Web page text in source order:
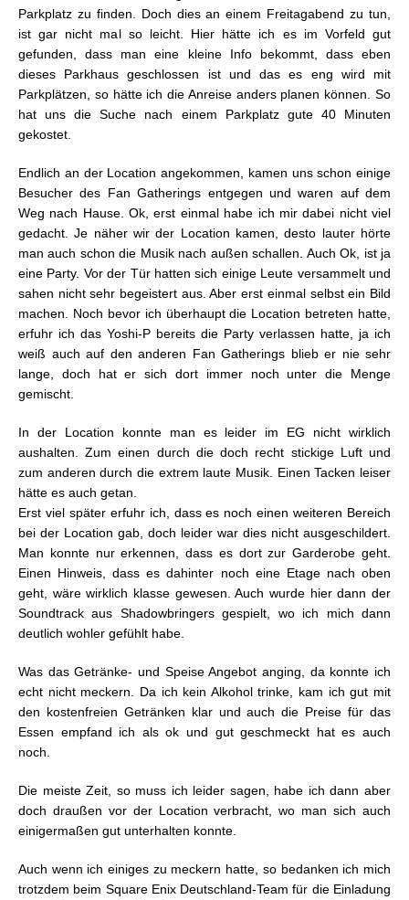
Parkplatz zu finden. Doch dies an einem Freitagabend zu tun,
ist gar nicht mal so leicht. Hier hätte ich es im Vorfeld gut
gefunden, dass man eine kleine Info bekommt, dass eben
dieses Parkhaus geschlossen ist und das es eng wird mit
Parkplätzen, so hätte ich die Anreise anders planen können. So
hat uns die Suche nach einem Parkplatz gute 40 Minuten
gekostet.
Endlich an der Location angekommen, kamen uns schon einige
Besucher des Fan Gatherings entgegen und waren auf dem
Weg nach Hause. Ok, erst einmal habe ich mir dabei nicht viel
gedacht. Je näher wir der Location kamen, desto lauter hörte
man auch schon die Musik nach außen schallen. Auch Ok, ist ja
eine Party. Vor der Tür hatten sich einige Leute versammelt und
sahen nicht sehr begeistert aus. Aber erst einmal selbst ein Bild
machen. Noch bevor ich überhaupt die Location betreten hatte,
erfuhr ich das Yoshi-P bereits die Party verlassen hatte, ja ich
weiß auch auf den anderen Fan Gatherings blieb er nie sehr
lange, doch hat er sich dort immer noch unter die Menge
gemischt.
In der Location konnte man es leider im EG nicht wirklich
aushalten. Zum einen durch die doch recht stickige Luft und
zum anderen durch die extrem laute Musik. Einen Tacken leiser
hätte es auch getan.
Erst viel später erfuhr ich, dass es noch einen weiteren Bereich
bei der Location gab, doch leider war dies nicht ausgeschildert.
Man konnte nur erkennen, dass es dort zur Garderobe geht.
Einen Hinweis, dass es dahinter noch eine Etage nach oben
geht, wäre wirklich klasse gewesen. Auch wurde hier dann der
Soundtrack aus Shadowbringers gespielt, wo ich mich dann
deutlich wohler gefühlt habe.
Was das Getränke- und Speise Angebot anging, da konnte ich
echt nicht meckern. Da ich kein Alkohol trinke, kam ich gut mit
den kostenfreien Getränken klar und auch die Preise für das
Essen empfand ich als ok und gut geschmeckt hat es auch
noch.
Die meiste Zeit, so muss ich leider sagen, habe ich dann aber
doch draußen vor der Location verbracht, wo man sich auch
einigermaßen gut unterhalten konnte.
Auch wenn ich einiges zu meckern hatte, so bedanken ich mich
trotzdem beim Square Enix Deutschland-Team für die Einladung